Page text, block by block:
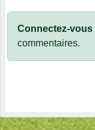
Connectez-vous
commentaires.